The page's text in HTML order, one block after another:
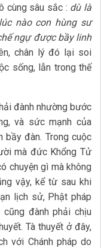
cùng sâu sắc : dù là
nào con hùng sư
ngự được bầy linh
chân lý đó lại soi
sống, lẫn trong thế
đành nhường bước
và sức mạnh của
bầy đàn. Trong cuộc
mà đức Khổng Tử
chuyện gì mà không
vậy, kể từ sau khi
lịch sử, Phật pháp
đành phải chịu
Tà thuyết ở đây,
với Chánh pháp do